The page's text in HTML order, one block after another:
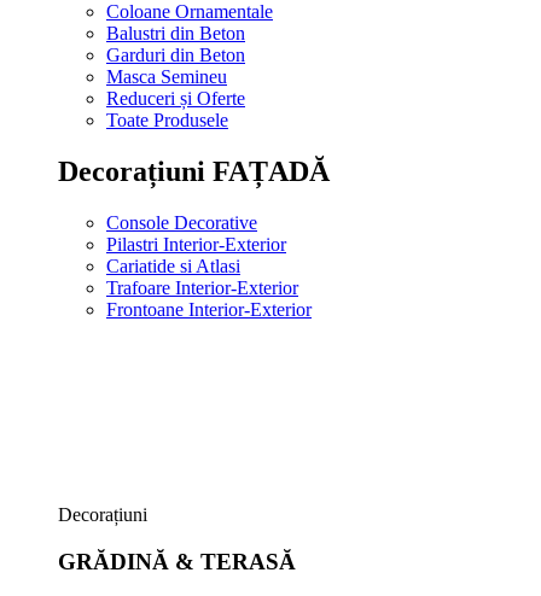
Coloane Ornamentale
Balustri din Beton
Garduri din Beton
Masca Semineu
Reduceri și Oferte
Toate Produsele
Decorațiuni FAȚADĂ
Console Decorative
Pilastri Interior-Exterior
Cariatide si Atlasi
Trafoare Interior-Exterior
Frontoane Interior-Exterior
Decorațiuni
GRĂDINĂ & TERASĂ